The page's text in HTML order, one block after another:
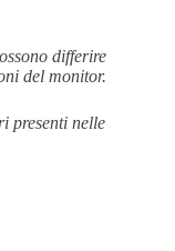
differire
del monitor.
presenti nelle